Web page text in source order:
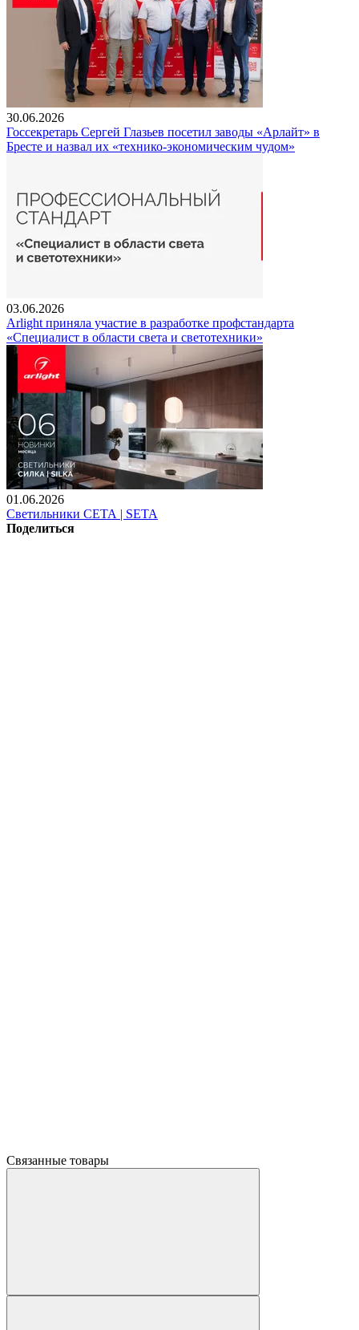
30.06.2026
Госсекретарь Сергей Глазьев посетил заводы «Арлайт» в
Бресте и назвал их «технико-экономическим чудом»
03.06.2026
Arlight приняла участие в разработке профстандарта
«Специалист в области света и светотехники»
01.06.2026
Светильники СЕТА | SETA
Поделиться
Связанные товары